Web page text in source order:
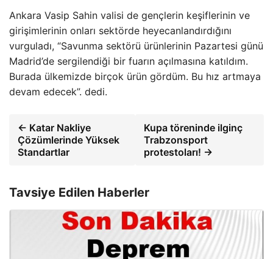
Ankara Vasip Sahin valisi de gençlerin keşiflerinin ve
girişimlerinin onları sektörde heyecanlandırdığını
vurguladı, “Savunma sektörü ürünlerinin Pazartesi günü
Madrid’de sergilendiği bir fuarın açılmasına katıldım.
Burada ülkemizde birçok ürün gördüm. Bu hız artmaya
devam edecek”. dedi.
← Katar Nakliye
Çözümlerinde Yüksek
Standartlar
Kupa töreninde ilginç
Trabzonsport
protestoları! →
Tavsiye Edilen Haberler